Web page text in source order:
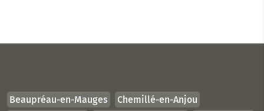
Beaupréau-en-Mauges
Chemillé-en-Anjou